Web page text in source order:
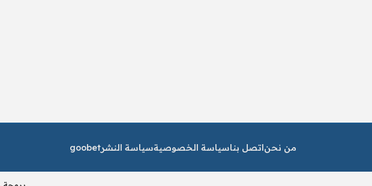
من نحناتصل بناسياسة الخصوصيةسياسة النشرgoobet